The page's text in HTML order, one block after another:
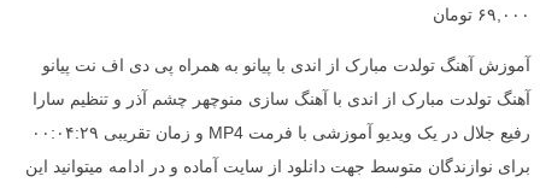
۶۹,۰۰۰ تومان
آموزش آهنگ تولدت مبارک از اندی با پیانو به همراه پی دی اف نت پیانو
آهنگ تولدت مبارک از اندی با آهنگ سازی منوچهر چشم آذر و تنظیم سارا
رفیع جلال در یک ویدیو آموزشی با فرمت MP4 و زمان تقریبی ۰۰:۰۴:۲۹
برای نوازندگان متوسط جهت دانلود از سایت آماده و در ادامه میتوانید این